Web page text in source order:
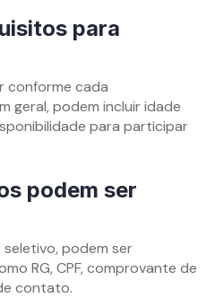
para
conforme cada
geral, podem incluir idade
para participar
podem ser
podem ser
RG, CPF, comprovante de
contato.